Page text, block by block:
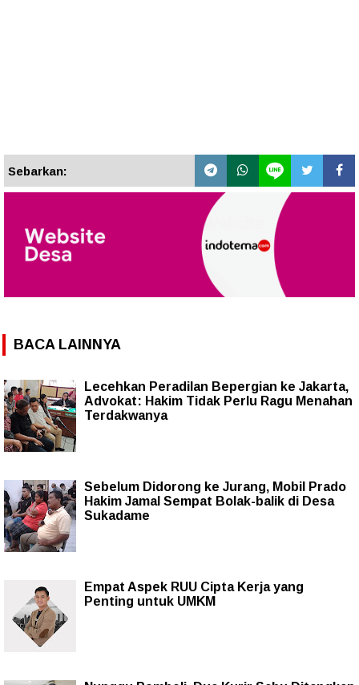
Sebarkan:
BACA LAINNYA
Lecehkan Peradilan Bepergian ke Jakarta,
Advokat: Hakim Tidak Perlu Ragu Menahan
Terdakwanya
Sebelum Didorong ke Jurang, Mobil Prado
Hakim Jamal Sempat Bolak-balik di Desa
Sukadame
Empat Aspek RUU Cipta Kerja yang
Penting untuk UMKM